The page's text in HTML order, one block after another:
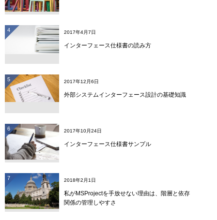
4 2017年4月7日
インターフェース仕様書の読み方
5 2017年12月6日
外部システムインターフェース設計の基礎知識
6 2017年10月24日
インターフェース仕様書サンプル
7 2018年2月1日
私がMSProjectを手放せない理由は、階層と依存
関係の管理しやすさ